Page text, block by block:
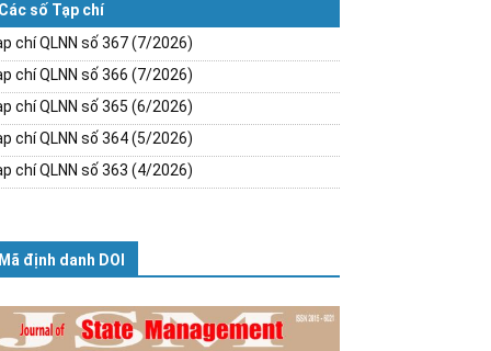
Các số Tạp chí
chí QLNN số 367 (7/2026)
chí QLNN số 366 (7/2026)
chí QLNN số 365 (6/2026)
chí QLNN số 364 (5/2026)
chí QLNN số 363 (4/2026)
Mã định danh DOI